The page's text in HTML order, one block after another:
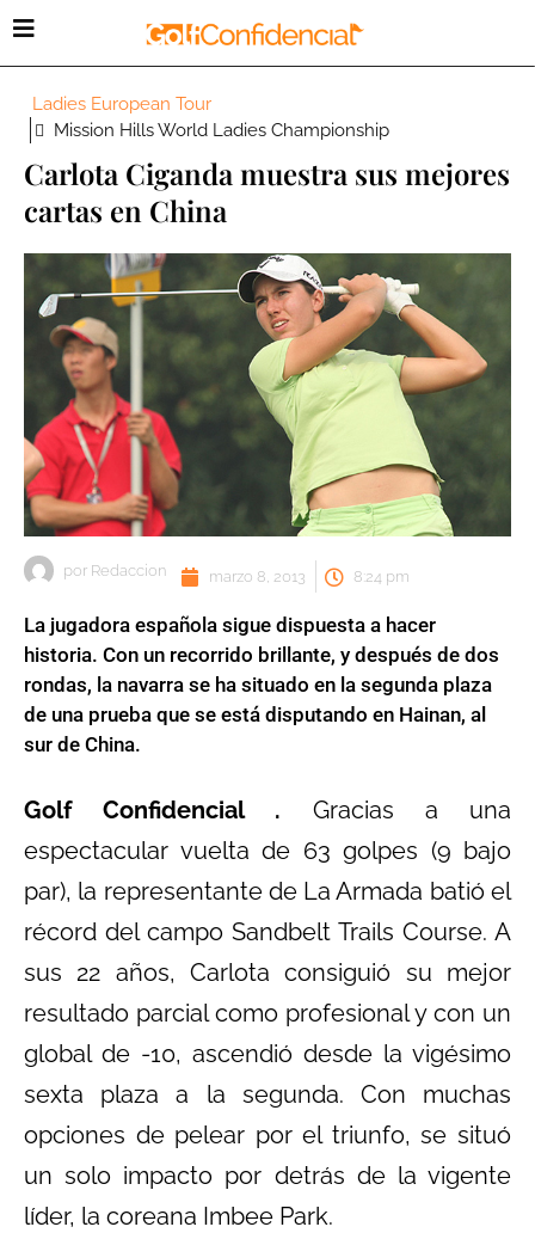
Ladies European Tour
Mission Hills World Ladies Championship
Carlota Ciganda muestra sus mejores
cartas en China
por Redaccion marzo 8, 2013 8:24 pm
La jugadora española sigue dispuesta a hacer
historia. Con un recorrido brillante, y después de dos
rondas, la navarra se ha situado en la segunda plaza
de una prueba que se está disputando en Hainan, al
sur de China.
Golf Confidencial . Gracias a una
espectacular vuelta de 63 golpes (9 bajo
par), la representante de La Armada batió el
récord del campo Sandbelt Trails Course. A
sus 22 años, Carlota consiguió su mejor
resultado parcial como profesional y con un
global de -10, ascendió desde la vigésimo
sexta plaza a la segunda. Con muchas
opciones de pelear por el triunfo, se situó
un solo impacto por detrás de la vigente
líder, la coreana Imbee Park.